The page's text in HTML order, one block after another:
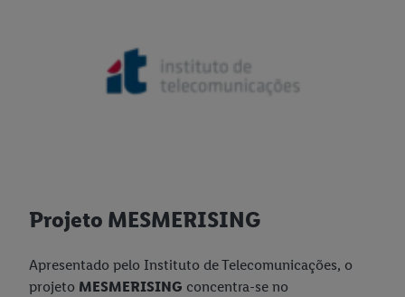
Projeto MESMERISING
Apresentado pelo Instituto de Telecomunicações, o
projeto MESMERISING concentra-se no